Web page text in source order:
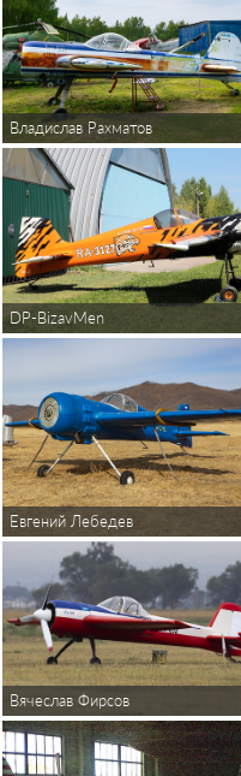
Владислав Рахматов
DP-BizavMen
Евгений Лебедев
Вячеслав Фирсов